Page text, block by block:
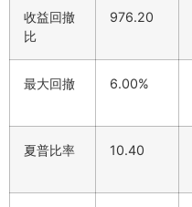
收益回撤
比
976.20
最大回撤 6.00%
夏普比率 10.40